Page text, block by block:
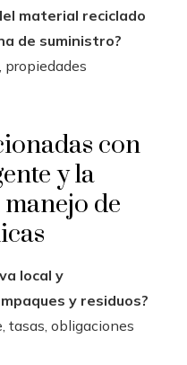
material reciclado
de suministro?
propiedades
con
y la
de
local y
y residuos?
tasas, obligaciones